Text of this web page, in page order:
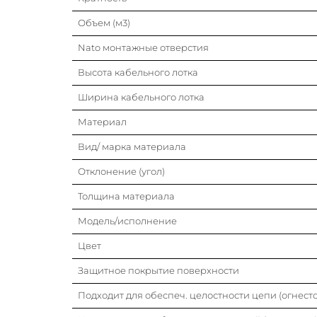
Объем (м3)
Nato монтажные отверстия
Высота кабельного лотка
Ширина кабельного лотка
Материал
Вид/ марка материала
Отклонение (угол)
Толщина материала
Модель/исполнение
Цвет
Защитное покрытие поверхности
Подходит для обеспеч. целостности цепи